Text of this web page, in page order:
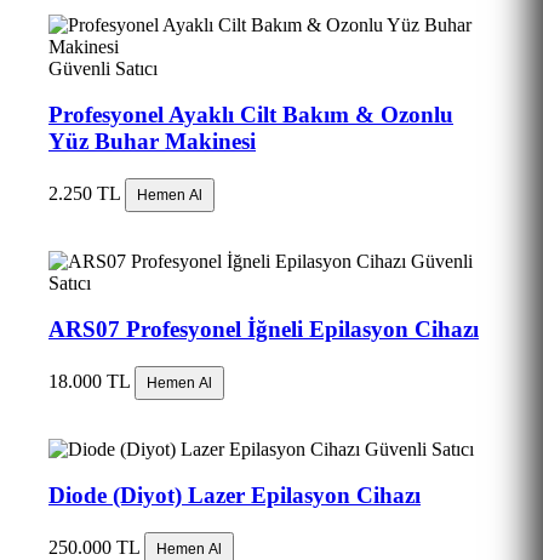
Güvenli Satıcı
Profesyonel Ayaklı Cilt Bakım & Ozonlu
Yüz Buhar Makinesi
2.250 TL Hemen Al
Güvenli
Satıcı
ARS07 Profesyonel İğneli Epilasyon Cihazı
18.000 TL Hemen Al
Güvenli Satıcı
Diode (Diyot) Lazer Epilasyon Cihazı
250.000 TL Hemen Al